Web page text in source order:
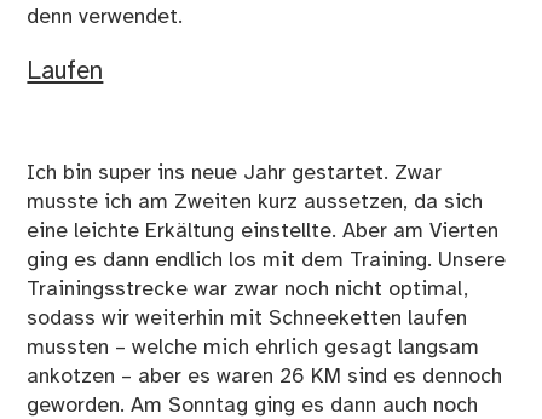
denn verwendet.
Laufen
Ich bin super ins neue Jahr gestartet. Zwar
musste ich am Zweiten kurz aussetzen, da sich
eine leichte Erkältung einstellte. Aber am Vierten
ging es dann endlich los mit dem Training. Unsere
Trainingsstrecke war zwar noch nicht optimal,
sodass wir weiterhin mit Schneeketten laufen
mussten – welche mich ehrlich gesagt langsam
ankotzen – aber es waren 26 KM sind es dennoch
geworden. Am Sonntag ging es dann auch noch